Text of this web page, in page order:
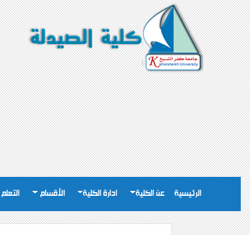
الرئيسية عن الكلية ادارة الكلية الأقسام